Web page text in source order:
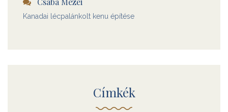
Kanadai lécpalánkolt kenu építése
Címkék